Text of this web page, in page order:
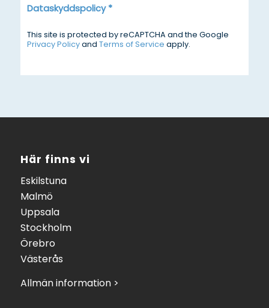
Dataskyddspolicy *
This site is protected by reCAPTCHA and the Google
Privacy PolicyandTerms of Service apply.
Här finns vi
Eskilstuna
Malmö
Uppsala
Stockholm
Örebro
Västerås
Allmän information >